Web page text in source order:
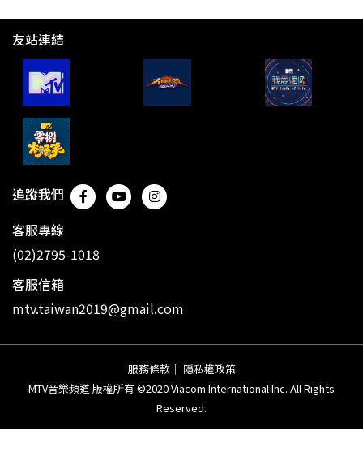
友站連結
追蹤我們
客服專線
(02)2795-1018
客服信箱
mtv.taiwan2019@gmail.com
服務條款 ｜ 隱私權政策
MTV音樂頻道 版權所有 ©2020 Viacom International Inc. All Rights
Reserved.